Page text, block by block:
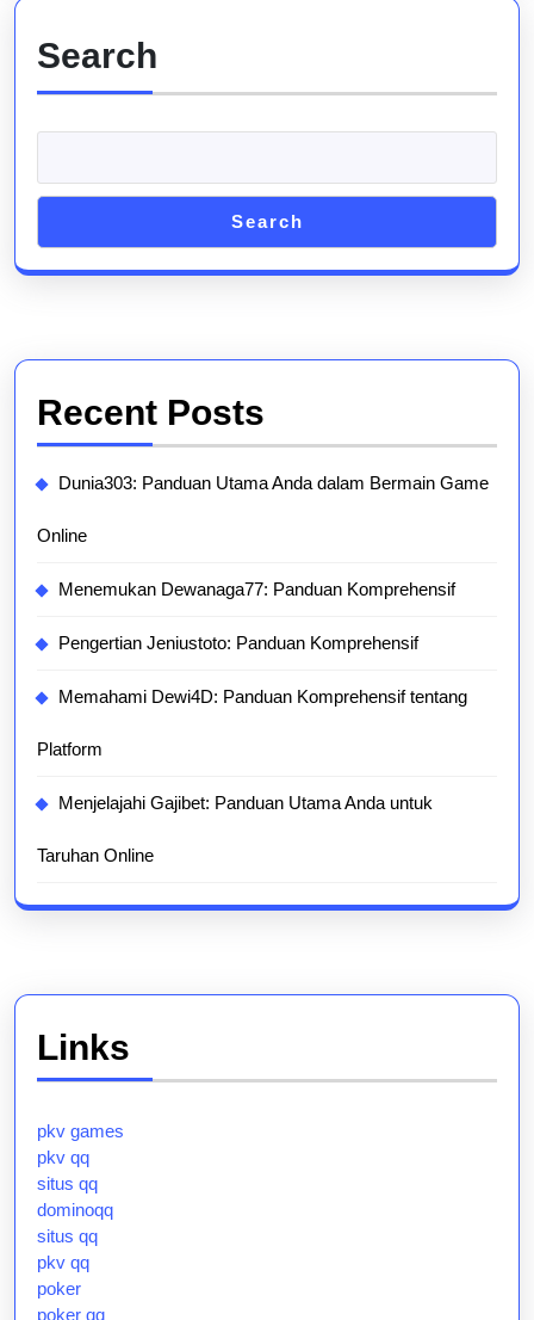
Search
Search
Recent Posts
Dunia303: Panduan Utama Anda dalam Bermain Game
Online
Menemukan Dewanaga77: Panduan Komprehensif
Pengertian Jeniustoto: Panduan Komprehensif
Memahami Dewi4D: Panduan Komprehensif tentang
Platform
Menjelajahi Gajibet: Panduan Utama Anda untuk
Taruhan Online
Links
pkv games
pkv qq
situs qq
dominoqq
situs qq
pkv qq
poker
poker qq